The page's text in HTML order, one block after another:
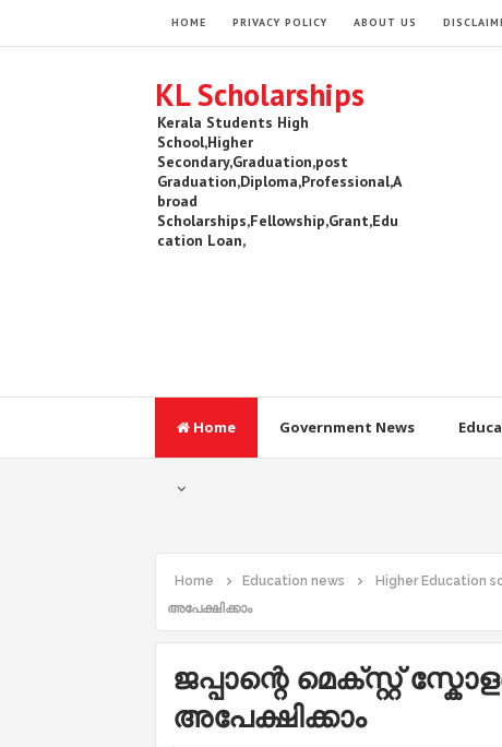
HOME PRIVACY POLICY ABOUT US
KL Scholarships
Kerala Students High
School,Higher
Secondary,Graduation,post
Graduation,Diploma,Professional,A
broad
Scholarships,Fellowship,Grant,Edu
cation Loan,
Home Government News
Home Education news Higher Education
അപേക്ഷിക്കാം
ജപ്പാന്റെ മെക്സ്റ്റ്
അപേക്ഷിക്കാം